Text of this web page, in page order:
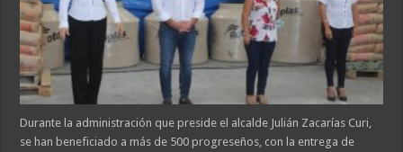
Durante la administración que preside el alcalde Julián Zacarías Curi,
se han beneficiado a más de 500 progreseños, con la entrega de